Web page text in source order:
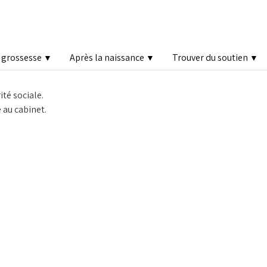
▼ Après la naissance ▼ Trouver du soutien ▼
sociale.
cabinet.